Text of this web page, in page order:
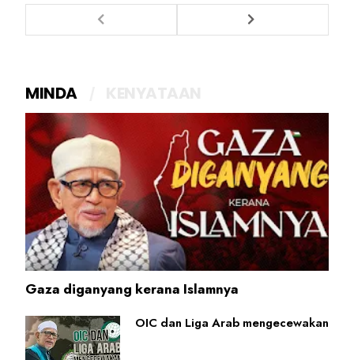
MINDA
Gaza diganyang kerana Islamnya
OIC dan Liga Arab mengecewakan